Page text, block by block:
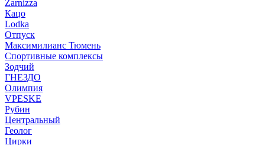
Zarnizza
Кацо
Lodka
Отпуск
Максимилианс Тюмень
Спортивные комплексы
Зодчий
ГНЕЗДО
Олимпия
VPESKE
Рубин
Центральный
Геолог
Цирки